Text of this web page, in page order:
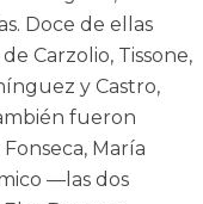
Doce de ellas
Carzolio, Tissone,
y Castro,
fueron
María
—las dos